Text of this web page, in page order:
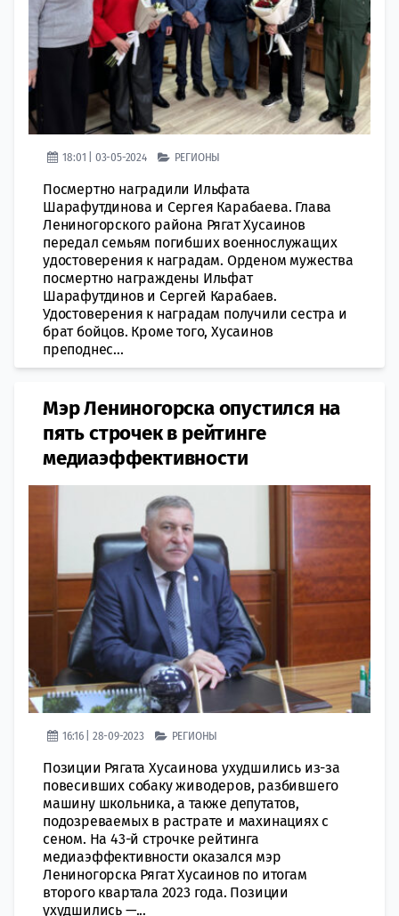
18:01 | 03-05-2024 РЕГИОНЫ
Посмертно наградили Ильфата
Шарафутдинова и Сергея Карабаева. Глава
Лениногорского района Рягат Хусаинов
передал семьям погибших военнослужащих
удостоверения к наградам. Орденом мужества
посмертно награждены Ильфат
Шарафутдинов и Сергей Карабаев.
Удостоверения к наградам получили сестра и
брат бойцов. Кроме того, Хусаинов
преподнес...
Мэр Лениногорска опустился на
пять строчек в рейтинге
медиаэффективности
16:16 | 28-09-2023 РЕГИОНЫ
Позиции Рягата Хусаинова ухудшились из-за
повесивших собаку живодеров, разбившего
машину школьника, а также депутатов,
подозреваемых в растрате и махинациях с
сеном. На 43-й строчке рейтинга
медиаэффективности оказался мэр
Лениногорска Рягат Хусаинов по итогам
второго квартала 2023 года. Позиции
ухудшились —...